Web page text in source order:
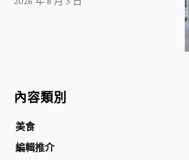
內容類別
美食
編輯推介